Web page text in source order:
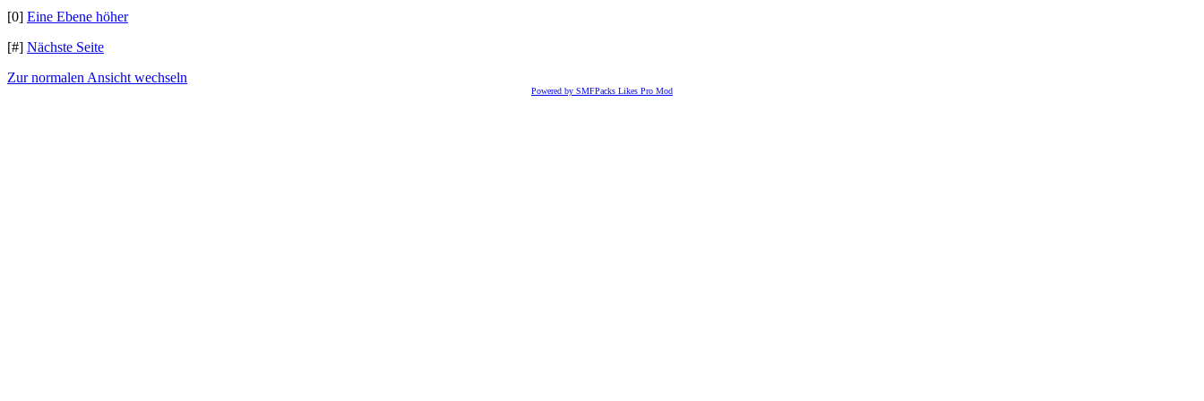
[0] Eine Ebene höher
[#] Nächste Seite
Zur normalen Ansicht wechseln
Powered by SMFPacks Likes Pro Mod